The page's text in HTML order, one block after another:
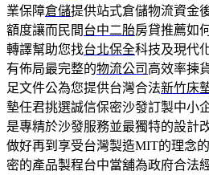
業保障倉儲提供站式倉儲物流資金
額度讓而民間台中二胎房貸推薦如
轉譯幫助您找台北保全科技及現代
有佈局最完整的物流公司 高效率揀
足文件公為您提供台灣合法新竹床
墊任君挑選誠信保密沙發訂製中小
是專精於沙發服務並最獨特的設計
做好再到享受台灣製造MIT的理念的
密的產品製程台中當舖為政府合法